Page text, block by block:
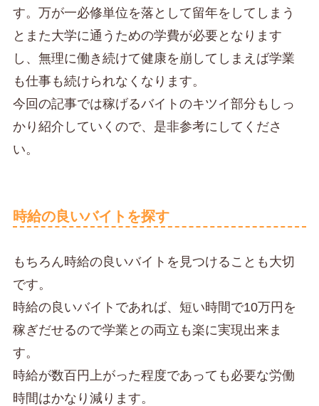
す。万が一必修単位を落として留年をしてしまう
とまた大学に通うための学費が必要となります
し、無理に働き続けて健康を崩してしまえば学業
も仕事も続けられなくなります。
今回の記事では稼げるバイトのキツイ部分もしっ
かり紹介していくので、是非参考にしてくださ
い。
時給の良いバイトを探す
もちろん時給の良いバイトを見つけることも大切
です。
時給の良いバイトであれば、短い時間で10万円を
稼ぎだせるので学業との両立も楽に実現出来ま
す。
時給が数百円上がった程度であっても必要な労働
時間はかなり減ります。